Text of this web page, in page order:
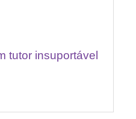
tutor insuportável